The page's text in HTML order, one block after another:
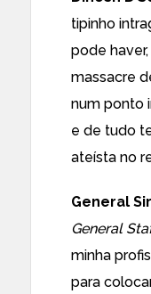
tipinho
pode
massacre
num ponto
e de tudo
ateísta no
General
General
minha
para